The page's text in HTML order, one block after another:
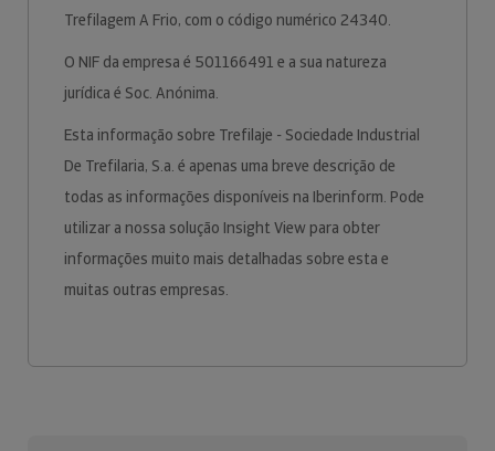
Trefilagem A Frio, com o código numérico 24340.
O NIF da empresa é 501166491 e a sua natureza
jurídica é Soc. Anónima.
Esta informação sobre Trefilaje - Sociedade Industrial
De Trefilaria, S.a. é apenas uma breve descrição de
todas as informações disponíveis na Iberinform. Pode
utilizar a nossa solução Insight View para obter
informações muito mais detalhadas sobre esta e
muitas outras empresas.